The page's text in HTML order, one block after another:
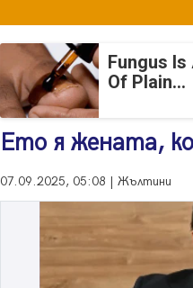
Fungus
Of Plain...
Ето я жената,
07.09.2025, 05:08 | Жълтини